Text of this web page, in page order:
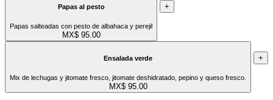
Papas al pesto
Papas salteadas con pesto de albahaca y perejil
MX$ 95.00
+
Ensalada verde
Mix de lechugas y jitomate fresco, jitomate deshidratado, pepino y queso fresco.
MX$ 95.00
+